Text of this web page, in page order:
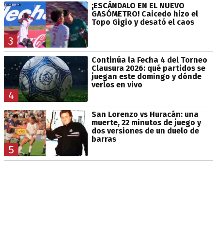
3
¡ESCÁNDALO EN EL NUEVO
GASÓMETRO! Caicedo hizo el
Topo Gigio y desató el caos
4
Continúa la Fecha 4 del Torneo
Clausura 2026: qué partidos se
juegan este domingo y dónde
verlos en vivo
5
San Lorenzo vs Huracán: una
muerte, 22 minutos de juego y
dos versiones de un duelo de
barras